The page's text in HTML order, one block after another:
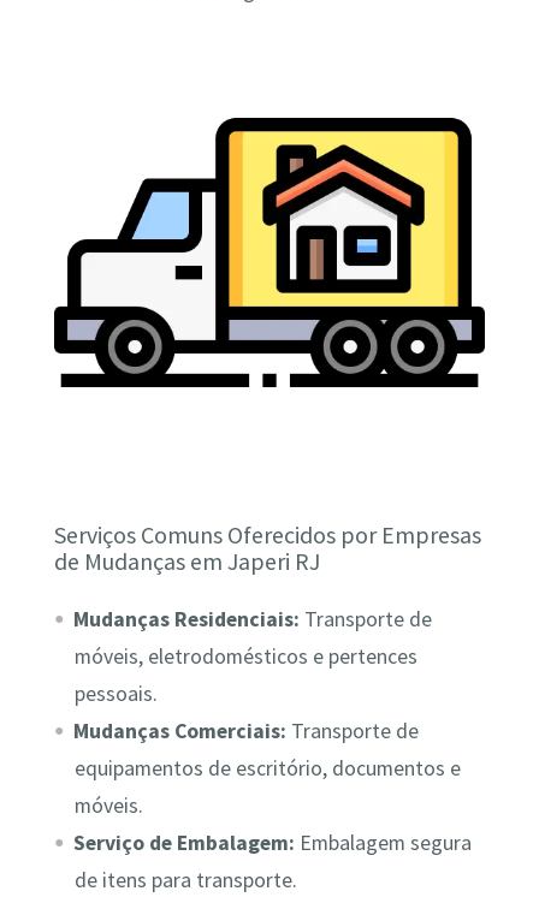
Serviços Comuns Oferecidos por Empresas
de Mudanças em Japeri RJ
Mudanças Residenciais: Transporte de
móveis, eletrodomésticos e pertences
pessoais.
Mudanças Comerciais: Transporte de
equipamentos de escritório, documentos e
móveis.
Serviço de Embalagem: Embalagem segura
de itens para transporte.